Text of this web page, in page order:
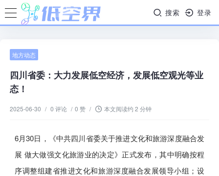
搜索 登录
地方动态
四川省委：大力发展低空经济，发展低空观光等业
态！
2025-06-30 / 0 评论 / 0 赞 / 本文阅读约 2 分钟
6月30日，《中共四川省委关于推进文化和旅游深度融合发
展 做大做强文化旅游业的决定》正式发布，其中明确按程
序调整组建省推进文化和旅游深度融合发展领导小组；设